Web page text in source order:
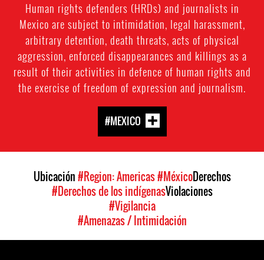
Human rights defenders (HRDs) and journalists in
Mexico are subject to intimidation, legal harassment,
arbitrary detention, death threats, acts of physical
aggression, enforced disappearances and killings as a
result of their activities in defence of human rights and
the exercise of freedom of expression and journalism.
#MEXICO
Ubicación#Region: Americas#MéxicoDerechos
#Derechos de los indígenasViolaciones
#Vigilancia
#Amenazas / Intimidación